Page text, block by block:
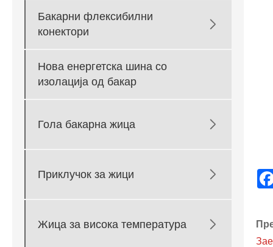
Бакарни флексибилни
конектори

Нова енергетска шина со
изолација од бакар
Гола бакарна жица 
Приклучок за жици 
Жица за висока температура 